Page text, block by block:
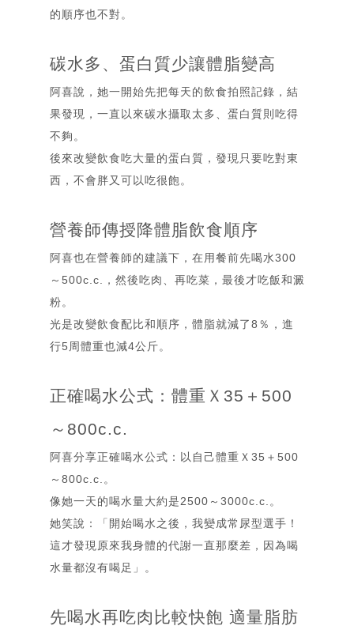
關「余」
About
部落格
的順序也不對。
碳水多、蛋白質少讓體脂變高
阿喜說，她一開始先把每天的飲食拍照記錄，結
果發現，一直以來碳水攝取太多、蛋白質則吃得
不夠。
後來改變飲食吃大量的蛋白質，發現只要吃對東
西，不會胖又可以吃很飽。
營養師傳授降體脂飲食順序
阿喜也在營養師的建議下，在用餐前先喝水300
～500c.c.，然後吃肉、再吃菜，最後才吃飯和澱
粉。
光是改變飲食配比和順序，體脂就減了8％，進
行5周體重也減4公斤。
正確喝水公式：體重Ｘ35＋500
～800c.c.
阿喜分享正確喝水公式：以自己體重Ｘ35＋500
～800c.c.。
像她一天的喝水量大約是2500～3000c.c.。
她笑說：「開始喝水之後，我變成常尿型選手！
這才發現原來我身體的代謝一直那麼差，因為喝
水量都沒有喝足」。
先喝水再吃肉比較快飽 適量脂肪